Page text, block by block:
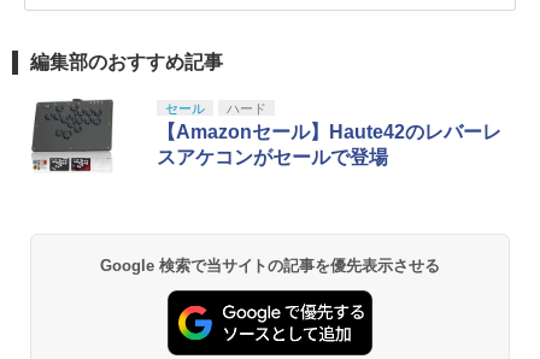
編集部のおすすめ記事
セール ハード
【Amazonセール】Haute42のレバーレ
スアケコンがセールで登場
Google 検索で当サイトの記事を優先表示させる